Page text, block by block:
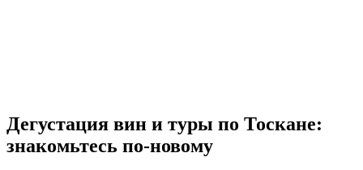
Дегустация вин и туры по Тоскане:
знакомьтесь по-новому